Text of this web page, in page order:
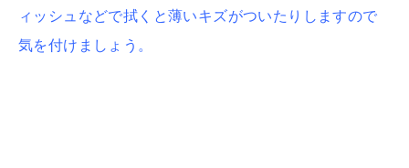
ィッシュなどで拭くと薄いキズがついたりしますので
気を付けましょう。